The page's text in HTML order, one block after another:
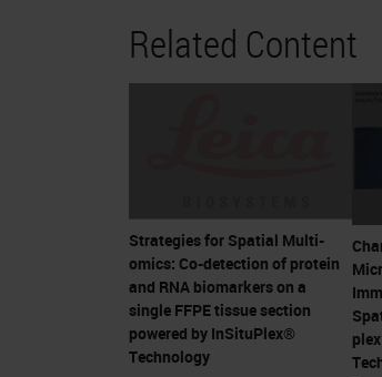
bring things onto their
little bit about the
them the opportunity to
talking to people like
to commercialize
to talk about in just a
Related Content
Strategies for Spatial Multi-
omics: Co-detection of protein
and RNA biomarkers on a
single FFPE tissue section
powered by InSituPlex®
Technology